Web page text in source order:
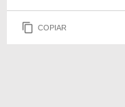
COPIAR